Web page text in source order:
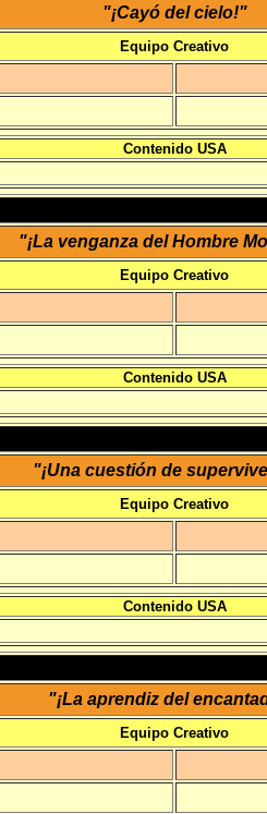
"¡Cayó del cielo!"
Equipo Creativo
Contenido USA
"¡La venganza del Hombre
Equipo Creativo
Contenido USA
"¡Una cuestión de
Equipo Creativo
Contenido USA
"¡La aprendiz del
Equipo Creativo